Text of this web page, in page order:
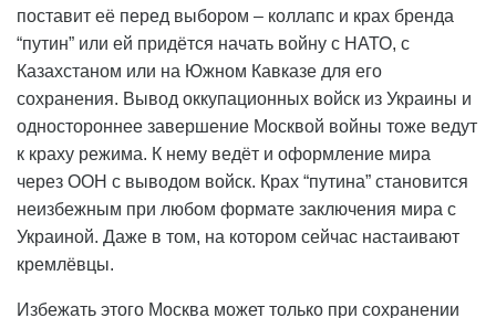
поставит её перед выбором – коллапс и крах бренда
“путин” или ей придётся начать войну с НАТО, с
Казахстаном или на Южном Кавказе для его
сохранения. Вывод оккупационных войск из Украины и
одностороннее завершение Москвой войны тоже ведут
к краху режима. К нему ведёт и оформление мира
через ООН с выводом войск. Крах “путина” становится
неизбежным при любом формате заключения мира с
Украиной. Даже в том, на котором сейчас настаивают
кремлёвцы.
Избежать этого Москва может только при сохранении